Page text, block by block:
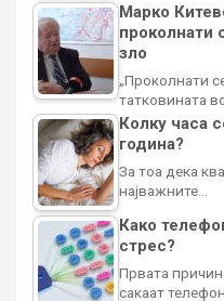
Марко
проколнати
зло
„Проколнати
татковината
Колку часа
година?
За тоа дека
најважните…
Како
стрес?
Првата
сакаат